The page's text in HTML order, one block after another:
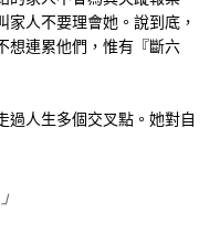
人不要理會她。說到底，
想連累他們，惟有『斷六
過人生多個交叉點。她對自